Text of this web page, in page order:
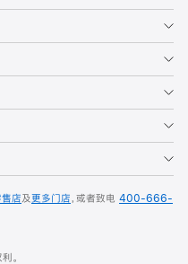
店及更多门店，或者致电 400-666-
。